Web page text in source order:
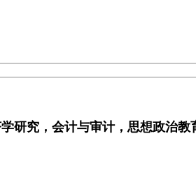
研究，会计与审计，思想政治